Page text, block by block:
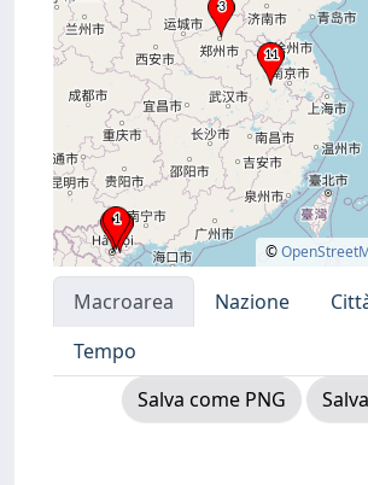
©
Macroarea Nazione
Tempo
Salva come PNG